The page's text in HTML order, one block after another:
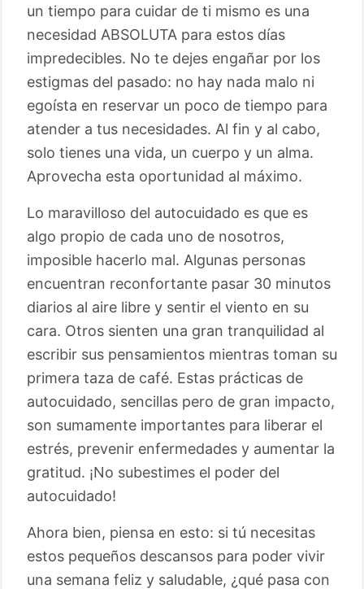
un tiempo para cuidar de ti mismo es una
necesidad ABSOLUTA para estos días
impredecibles. No te dejes engañar por los
estigmas del pasado: no hay nada malo ni
egoísta en reservar un poco de tiempo para
atender a tus necesidades. Al fin y al cabo,
solo tienes una vida, un cuerpo y un alma.
Aprovecha esta oportunidad al máximo.
Lo maravilloso del autocuidado es que es
algo propio de cada uno de nosotros,
imposible hacerlo mal. Algunas personas
encuentran reconfortante pasar 30 minutos
diarios al aire libre y sentir el viento en su
cara. Otros sienten una gran tranquilidad al
escribir sus pensamientos mientras toman su
primera taza de café. Estas prácticas de
autocuidado, sencillas pero de gran impacto,
son sumamente importantes para liberar el
estrés, prevenir enfermedades y aumentar la
gratitud. ¡No subestimes el poder del
autocuidado!
Ahora bien, piensa en esto: si tú necesitas
estos pequeños descansos para poder vivir
una semana feliz y saludable, ¿qué pasa con